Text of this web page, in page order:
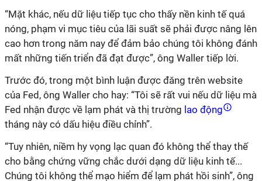
“Mặt khác, nếu dữ liệu tiếp tục cho thấy nền kinh tế quá
nóng, phạm vi mục tiêu của lãi suất sẽ phải được nâng lên
cao hơn trong năm nay để đảm bảo chúng tôi không đánh
mất những tiến triển đã đạt được”, ông Waller tiếp lời.
Trước đó, trong một bình luận được đăng trên website
của Fed, ông Waller cho hay: “Tôi sẽ rất vui nếu dữ liệu mà
Fed nhận được về lạm phát và thị trường lao động
tháng này có dấu hiệu điều chỉnh”.
“Tuy nhiên, niềm hy vọng lạc quan đó không thể thay thế
cho bằng chứng vững chắc dưới dạng dữ liệu kinh tế...
Chúng tôi không thể mạo hiểm để lạm phát hồi sinh”, ông